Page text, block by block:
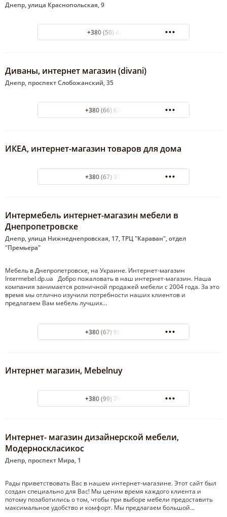
Днепр, улица Краснопольская, 9
+380 (50) 4257575
Диваны, интернет магазин (divani)
Днепр, проспект Слобожанский, 35
+380 (66) 629-40-01
ИКЕА, интернет-магазин товаров для дома
+380 (67) 332-99-00
Интермебель интернет-магазин мебели в
Днепропетровске
Днепр, улица Нижнеднепровская, 17, ТРЦ "Караван", отдел
"Премьера"
Мебель в Днепропетровске, на Украине. Интернет-магазин
Intermebel.dp.ua Добро пожаловать в наш интернет-магазин. Наша
компания занимается розничной продажей мебели с 2004 года. За это
время мы отлично изучили потребности наших клиентов и
предлагаем Вам мебель лучших…
+380 (67) 980-60-92
Интернет магазин, Mebelnuy
+380 (99) 799-48-84
Интернет- магазин дизайнерской мебели,
Модерноскласикос
Днепр, проспект Мира, 1
Рады приветствовать Вас в нашем интернет-магазине. Этот сайт был
создан специально для Вас! Мы ценим время каждого клиента и
потому позаботились о том, чтобы при выборе мебели предоставить
максимальное удобство и комфорт. Мы предлагаем большой…